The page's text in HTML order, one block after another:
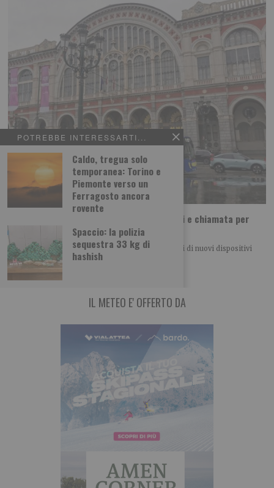
POTREBBE INTERESSARTI...
Caldo, tregua solo
temporanea: Torino e
Piemonte verso un
Ferragosto ancora
rovente
Spaccio: la polizia
sequestra 33 kg di
hashish
Incroci più accessibili: segnalatori acustici e chiamata per
quattro semafori trafficati
Quattro importanti incroci cittadini saranno dotati di nuovi dispositivi
acustici e sistemi di chiamata per
IL METEO E' OFFERTO DA